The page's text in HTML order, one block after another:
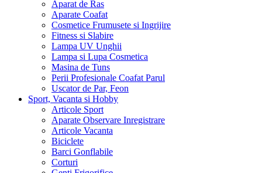
Aparat de Ras
Aparate Coafat
Cosmetice Frumusete si Ingrijire
Fitness si Slabire
Lampa UV Unghii
Lampa si Lupa Cosmetica
Masina de Tuns
Perii Profesionale Coafat Parul
Uscator de Par, Feon
Sport, Vacanta si Hobby
Articole Sport
Aparate Observare Inregistrare
Articole Vacanta
Biciclete
Barci Gonflabile
Corturi